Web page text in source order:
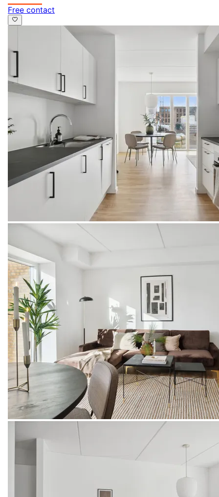
Free contact